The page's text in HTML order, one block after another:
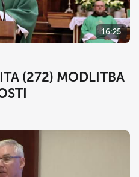
16:25
(272) MODLITBA